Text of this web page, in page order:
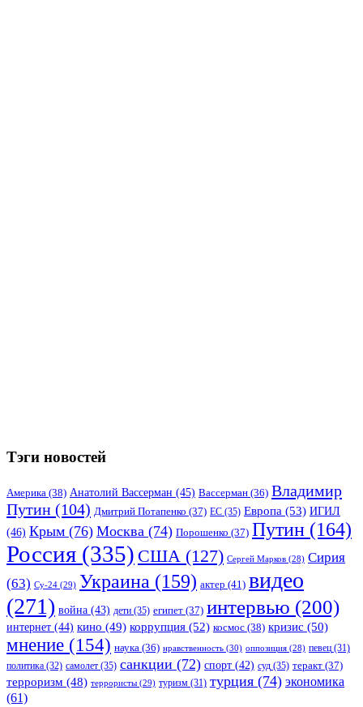
Тэги новостей
Америка (38) Анатолий Вассерман (45) Вассерман (36) Владимир
Путин (104) Дмитрий Потапенко (37) ЕС (35) Европа (53) ИГИЛ
(46) Крым (76) Москва (74) Порошенко (37) Путин (164)
Россия (335) США (127) Сергей Марков (28) Сирия
(63) Су-24 (29) Украина (159) актер (41) видео
(271) война (43) дети (35) египет (37) интервью (200)
интернет (44) кино (49) коррупция (52) космос (38) кризис (50)
мнение (154) наука (36) нравственность (30) оппозиция (28) певец (31)
политика (32) самолет (35) санкции (72) спорт (42) суд (35) теракт (37)
терроризм (48) террористы (29) туризм (31) турция (74) экономика
(61)